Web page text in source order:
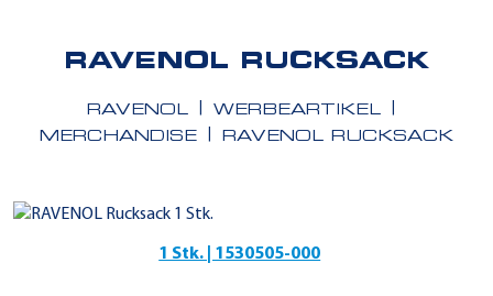
RAVENOL RUCKSACK
RAVENOL
WERBEARTIKEL
MERCHANDISE
RAVENOL RUCKSACK
1 Stk. | 1530505-000